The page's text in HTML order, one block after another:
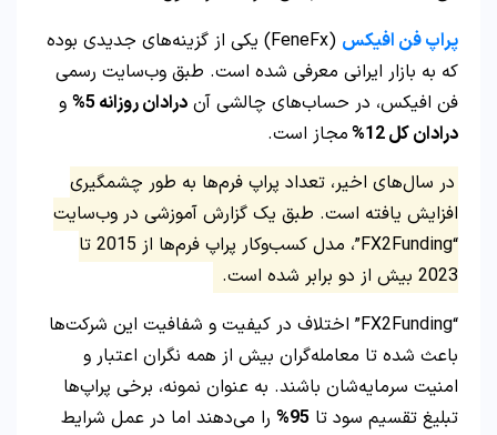
پراپ فن افیکس
(FeneFx) یکی از گزینه‌های جدیدی بوده
که به بازار ایرانی معرفی شده است. طبق وب‌سایت رسمی
فن افیکس، در حساب‌های چالشی آن درادان روزانه5%
و
درادان کل12%
مجاز است.
در سال‌های اخیر، تعداد پراپ فرم‌ها به طور چشمگیری
افزایش یافته است. طبق یک گزارش آموزشی در وب‌سایت
“FX2Funding”، مدل کسب‌وکار پراپ فرم‌ها از 2015 تا
2023 بیش از دو برابر شده است.
“FX2Funding” اختلاف در کیفیت و شفافیت این شرکت‌ها
باعث شده تا معامله‌گران بیش از همه نگران اعتبار و
امنیت سرمایه‌شان باشند. به عنوان نمونه، برخی پراپ‌ها
تبلیغ تقسیم سود تا 95%
را می‌دهند اما در عمل شرایط